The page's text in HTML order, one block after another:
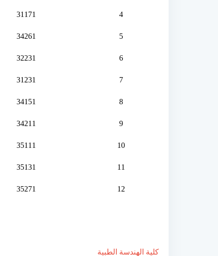
4
31171
5
34261
6
32231
7
31231
8
34151
9
34211
10
35111
11
35131
12
35271
كلية الهندسة الطبية